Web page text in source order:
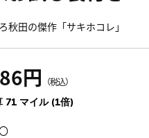
秋田の傑作「サキホコレ」
円 （税込）
71 マイル (1倍)